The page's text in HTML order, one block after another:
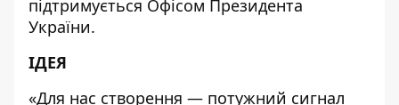
підтримується Офісом Президента
України.
ІДЕЯ
«Для нас створення — потужний сигнал